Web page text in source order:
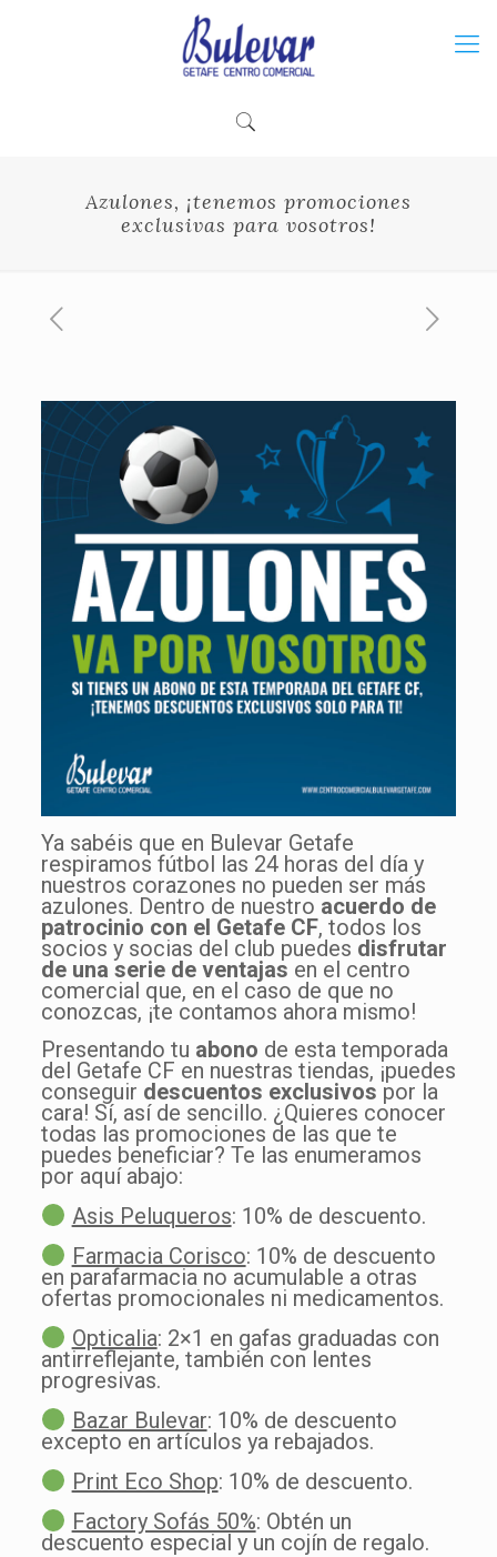
Azulones, ¡tenemos promociones
exclusivas para vosotros!
Ya sabéis que en Bulevar Getafe
respiramos fútbol las 24 horas del día y
nuestros corazones no pueden ser más
azulones. Dentro de nuestro acuerdo de
patrocinio con el Getafe CF, todos los
socios y socias del club puedes disfrutar
de una serie de ventajas en el centro
comercial que, en el caso de que no
conozcas, ¡te contamos ahora mismo!
Presentando tu abono de esta temporada
del Getafe CF en nuestras tiendas, ¡puedes
conseguir descuentos exclusivos por la
cara! Sí, así de sencillo. ¿Quieres conocer
todas las promociones de las que te
puedes beneficiar? Te las enumeramos
por aquí abajo:
Asis Peluqueros: 10% de descuento.
Farmacia Corisco: 10% de descuento
en parafarmacia no acumulable a otras
ofertas promocionales ni medicamentos.
Opticalia: 2×1 en gafas graduadas con
antirreflejante, también con lentes
progresivas.
Bazar Bulevar: 10% de descuento
excepto en artículos ya rebajados.
Print Eco Shop: 10% de descuento.
Factory Sofás 50%: Obtén un
descuento especial y un cojín de regalo.